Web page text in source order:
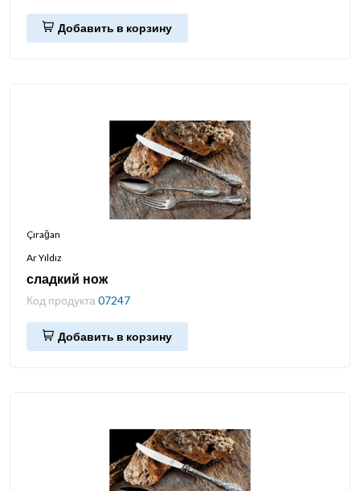
Добавить в корзину
Çırağan
Ar Yıldız
сладкий нож
Код продукта 07247
Добавить в корзину